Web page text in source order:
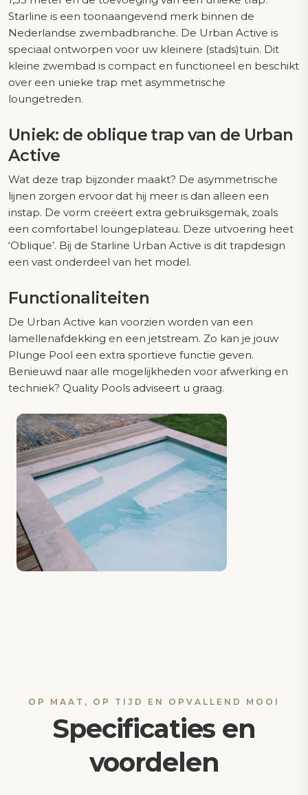
Starline is een toonaangevend merk binnen de
Nederlandse zwembadbranche. De Urban Active is
speciaal ontworpen voor uw kleinere (stads)tuin. Dit
kleine zwembad is compact en functioneel en beschikt
over een unieke trap met asymmetrische
loungetreden.
Uniek: de oblique trap van de Urban
Active
Wat deze trap bijzonder maakt? De asymmetrische
lijnen zorgen ervoor dat hij meer is dan alleen een
instap. De vorm creëert extra gebruiksgemak, zoals
een comfortabel loungeplateau. Deze uitvoering heet
‘Oblique’. Bij de Starline Urban Active is dit trapdesign
een vast onderdeel van het model.
Functionaliteiten
De Urban Active kan voorzien worden van een
lamellenafdekking en een jetstream. Zo kan je jouw
Plunge Pool een extra sportieve functie geven.
Benieuwd naar alle mogelijkheden voor afwerking en
techniek? Quality Pools adviseert u graag.
OP MAAT, OP TIJD EN OPVALLEND MOOI
Specificaties en
voordelen